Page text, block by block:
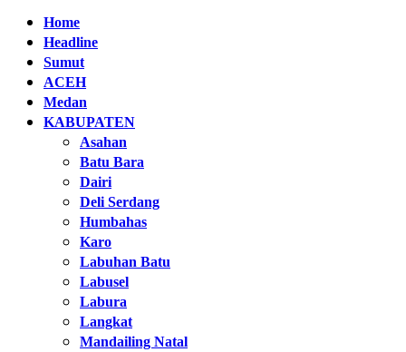
Home
Headline
Sumut
ACEH
Medan
KABUPATEN
Asahan
Batu Bara
Dairi
Deli Serdang
Humbahas
Karo
Labuhan Batu
Labusel
Labura
Langkat
Mandailing Natal